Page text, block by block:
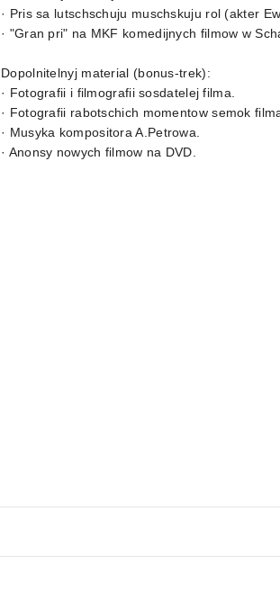
· Pris sa lutschschuju muschskuju rol (akter
· "Gran pri" na MKF komedijnych filmow w
Dopolnitelnyj material (bonus-trek):
· Fotografii i filmografii sosdatelej filma.
· Fotografii rabotschich momentow semok
· Musyka kompositora A.Petrowa.
· Anonsy nowych filmow na DVD.